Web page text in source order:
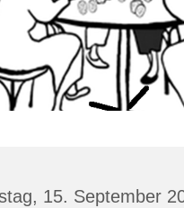
15. September